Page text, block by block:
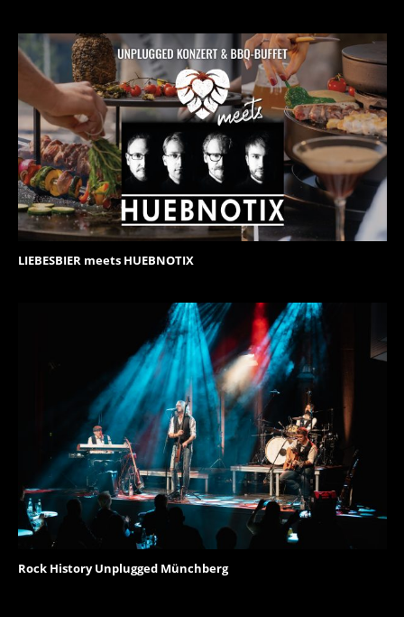
LIEBESBIER meets HUEBNOTIX
Rock History Unplugged Münchberg